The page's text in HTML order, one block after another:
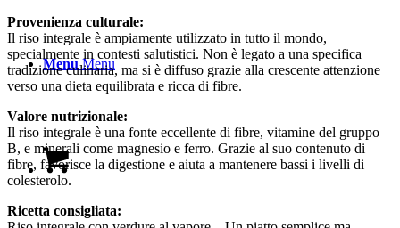
Menu Menu
Provenienza culturale:
Il riso integrale è ampiamente utilizzato in tutto il mondo,
specialmente in contesti salutistici. Non è legato a una specifica
tradizione culinaria, ma si è diffuso grazie alla crescente attenzione
verso una dieta equilibrata e ricca di fibre.
Valore nutrizionale:
Il riso integrale è una fonte eccellente di fibre, vitamine del gruppo
B, e minerali come magnesio e ferro. Grazie al suo contenuto di
fibre, favorisce la digestione e aiuta a mantenere bassi i livelli di
colesterolo.
Ricetta consigliata: